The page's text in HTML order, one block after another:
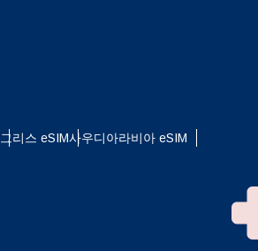
그리스 eSIM사우디아라비아 eSIM